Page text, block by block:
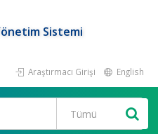
Sistemi
Araştırmacı Girişi English